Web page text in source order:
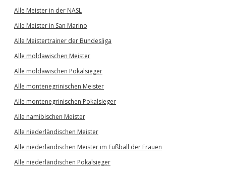
Alle Meister in der NASL
Alle Meister in San Marino
Alle Meistertrainer der Bundesliga
Alle moldawischen Meister
Alle moldawischen Pokalsieger
Alle montenegrinischen Meister
Alle montenegrinischen Pokalsieger
Alle namibischen Meister
Alle niederländischen Meister
Alle niederländischen Meister im Fußball der Frauen
Alle niederländischen Pokalsieger